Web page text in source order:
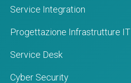
Service Integration
Progettazione Infrastrutture IT
Service Desk
Cyber Security